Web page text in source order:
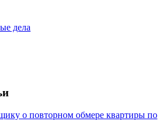
дела
о повторном обмере квартиры по